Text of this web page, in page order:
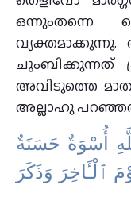
ഒന്നുംതന്നെ
ചുംബിക്കുന്നത്
അവിടുത്തെ
അല്ലാഹു
أُسْوَةٌ حَسَنَةٌ
ٱلْـَٔاخِرَ وَذَكَرَ